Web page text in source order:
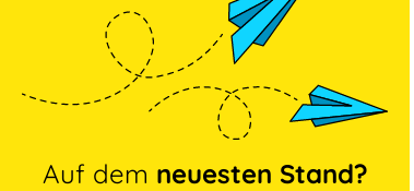
Auf dem neuesten Stand?